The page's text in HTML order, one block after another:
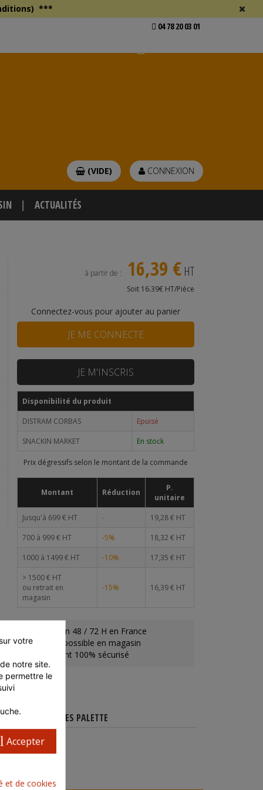
***
04 78 20 03 01
CONNEXION
(VIDE)
ACTUALITÉS
à partir de : 16,39 € HT
Soit 16.39€ HT/Pièce
Connectez-vous pour ajouter au panier
JE ME CONNECTE
JE M'INSCRIS
Disponibilité du produit
DISTRAM CORBAS
Epuisé
SNACKIN MARKET
En stock
Prix dégressifs selon le montant de la commande
Montant Réduction
P.
unitaire
Jusqu'à 699 € HT
-
19,28 € HT
700 à 999 € HT
-5%
18,32 € HT
1000 à 1499 € HT
-10%
17,35 € HT
> 1500 € HT
ou retrait en
magasin
-15% 16,39 € HT
Livraison 48 / 72 H en France
Retrait possible en magasin
Paiement 100% sécurisé
CARACTÉRISTIQUES PALETTE
votre
notre site.
permettre le
Accepter
et de cookies